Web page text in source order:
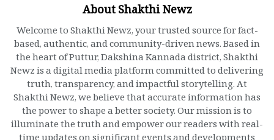
About Shakthi Newz
Welcome to Shakthi Newz, your trusted source for fact-
based, authentic, and community-driven news. Based in
the heart of Puttur, Dakshina Kannada district, Shakthi
Newz is a digital media platform committed to delivering
truth, transparency, and impactful storytelling. At
Shakthi Newz, we believe that accurate information has
the power to shape a better society. Our mission is to
illuminate the truth and empower our readers with real-